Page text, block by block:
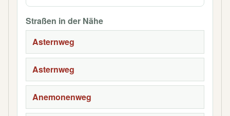
Straßen in der Nähe
Asternweg
Asternweg
Anemonenweg